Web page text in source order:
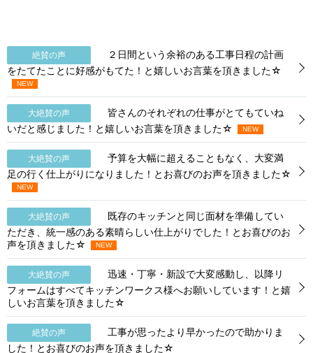
絶賛の声
２日間という余裕のある工事日程の計画
をたてたことに好感がもてた！と嬉しいお言葉を頂きました☆
大絶賛の声
皆さんのそれぞれの仕事がとてもていね
いだと感じました！と嬉しいお言葉を頂きました☆
大絶賛の声
予算を大幅に超えることもなく、大変満
足の行く仕上がりになりました！とお喜びのお声を頂きました☆
大絶賛の声
既存のキッチンと同じ面材を準備してい
ただき、統一感のある素晴らしい仕上がりでした！とお喜びのお
声を頂きました☆
大絶賛の声
迅速・丁寧・新設で大変感動し、以降リ
フォームはすべてキッチンワークス様へお願いしています！と嬉
しいお言葉を頂きました☆
絶賛の声
工事が思ったより早かったので助かりま
した！とお喜びのお声を頂きました☆